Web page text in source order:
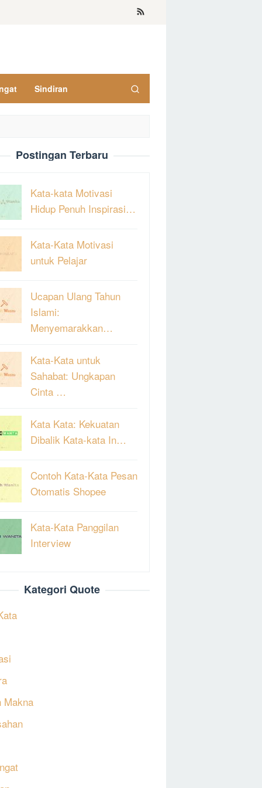
Sindiran
Postingan Terbaru
Kata-kata Motivasi
Hidup Penuh Inspirasi…
Kata-Kata Motivasi
untuk Pelajar
Ucapan Ulang Tahun
Islami:
Menyemarakkan…
Kata-Kata untuk
Sahabat: Ungkapan
Cinta …
Kata Kata: Kekuatan
Dibalik Kata-kata In…
Contoh Kata-Kata Pesan
Otomatis Shopee
Kata-Kata Panggilan
Interview
Kategori Quote
Makna